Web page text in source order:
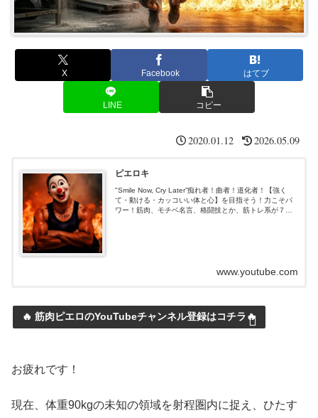
X Facebook はてブ
LINE コピー
2020.01.12 2026.05.09
ピエロキ
"Smile Now, Cry Later”痴れ者！曲者！道化者！【強く
て・動ける・カッコいい体と心】を目指そう！力こそパ
ワー！筋肉、モチベ名言、格闘技とか、筋トレ系が７
www.youtube.com
🔥 筋肉ピエロのYouTubeチャンネル登録はコチラ🔥
お疲れです！
現在、体重90kgの未知の領域を射程圏内に捉え、ひたす